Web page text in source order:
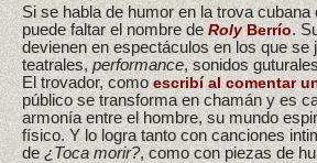
Si se habla de humor en la trova cubana
puede faltar el nombre deRolyBerrío.
devienen en espectáculos en los que se
teatrales,performance, sonidos
El trovador, comoescribí al comentar
público se transforma en chamán y es
armonía entre el hombre, su mundo
físico. Y lo logra tanto con canciones
de¿Toca morir?, como con piezas de